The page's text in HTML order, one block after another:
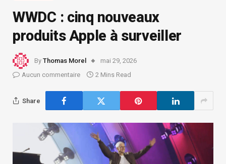
WWDC : cinq nouveaux
produits Apple à surveiller
By Thomas Morel
mai 29, 2026
Aucun commentaire
2 Mins Read
Share